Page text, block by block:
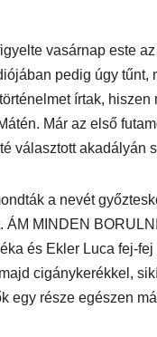
vasárnap este
pedig úgy
írtak,
Már az első
választott akadályán
a nevét
ÁM MINDEN
és Ekler Luca fej-
cigánykerékkel,
egy része egészen